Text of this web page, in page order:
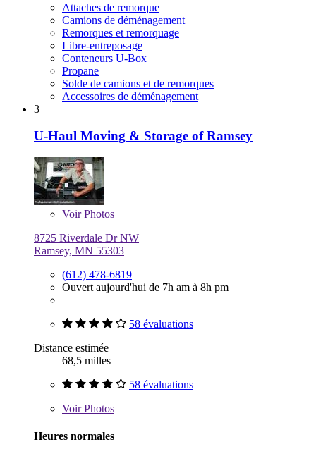
Attaches de remorque
Camions de déménagement
Remorques et remorquage
Libre-entreposage
Conteneurs U-Box
Propane
Solde de camions et de remorques
Accessoires de déménagement
3
U-Haul Moving & Storage of Ramsey
VoirPhotos
8725 Riverdale Dr NW
Ramsey, MN 55303
(612) 478-6819
Ouvert aujourd'hui de 7h am à 8h pm
58 évaluations
Distance estimée
68,5 milles
58 évaluations
VoirPhotos
Heures normales